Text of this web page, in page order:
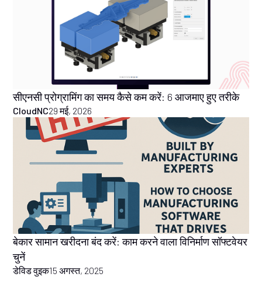
सीएनसी प्रोग्रामिंग का समय कैसे कम करें: 6 आजमाए हुए तरीके
CloudNC29 मई, 2026
बेकार सामान खरीदना बंद करें: काम करने वाला विनिर्माण सॉफ्टवेयर
चुनें
डेविड वुइक15 अगस्त, 2025